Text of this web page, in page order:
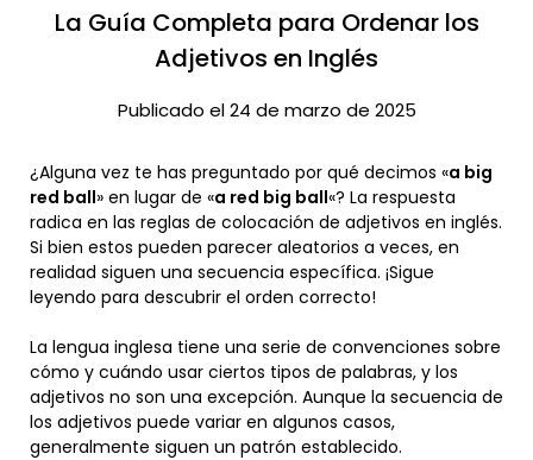
La Guía Completa para Ordenar los
Adjetivos en Inglés
Publicado el 24 de marzo de 2025
¿Alguna vez te has preguntado por qué decimos «a big
red ball» en lugar de «a red big ball«? La respuesta
radica en las reglas de colocación de adjetivos en inglés.
Si bien estos pueden parecer aleatorios a veces, en
realidad siguen una secuencia específica. ¡Sigue
leyendo para descubrir el orden correcto!
La lengua inglesa tiene una serie de convenciones sobre
cómo y cuándo usar ciertos tipos de palabras, y los
adjetivos no son una excepción. Aunque la secuencia de
los adjetivos puede variar en algunos casos,
generalmente siguen un patrón establecido.